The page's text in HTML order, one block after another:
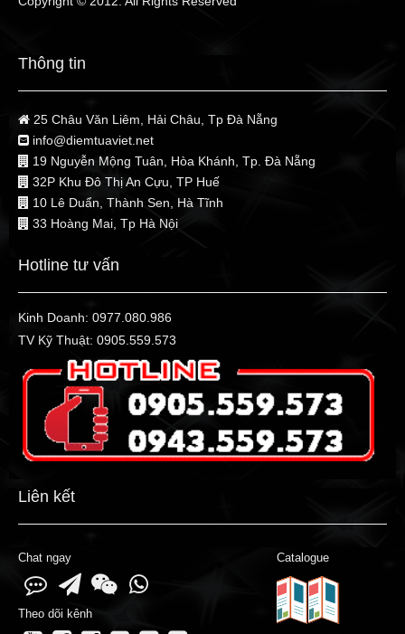
Thông tin
25 Châu Văn Liêm, Hải Châu, Tp Đà Nẵng
info@diemtuaviet.net
19 Nguyễn Mộng Tuân, Hòa Khánh, Tp. Đà Nẵng
32P Khu Đô Thị An Cựu, TP Huế
10 Lê Duẩn, Thành Sen, Hà Tĩnh
33 Hoàng Mai, Tp Hà Nội
Hotline tư vấn
Kinh Doanh: 0977.080.986
TV Kỹ Thuật: 0905.559.573
Liên kết
Chat ngay
Theo dõi kênh
Catalogue